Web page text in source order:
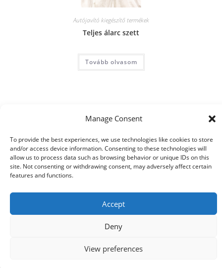
Manage Consent
To provide the best experiences, we use technologies like cookies to store
and/or access device information. Consenting to these technologies will
allow us to process data such as browsing behavior or unique IDs on this
site. Not consenting or withdrawing consent, may adversely affect certain
features and functions.
Accept
Deny
View preferences
Autójavító kiegészítő termékek
Teljes álarc szett
Tovább olvasom
© 2021 Kaméleon Hungary Kft. Minden jog fenntartva. All rights
reserved.